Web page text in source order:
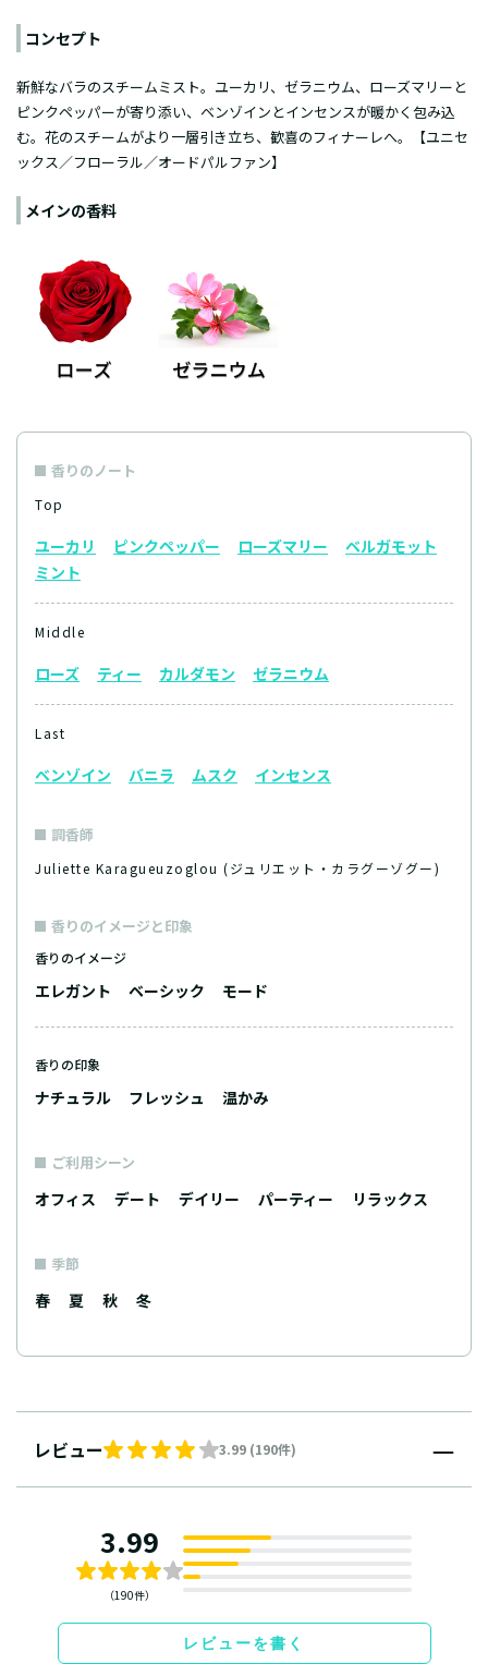
コンセプト
新鮮なバラのスチームミスト。ユーカリ、ゼラニウム、ローズマリーと
ピンクペッパーが寄り添い、ベンゾインとインセンスが暖かく包み込
む。花のスチームがより一層引き立ち、歓喜のフィナーレへ。【ユニセ
ックス／フローラル／オードパルファン】
メインの香料
香りのノート
Top
ユーカリ ピンクペッパー ローズマリー
ベルガモット
ミント
Middle
ローズ ティー カルダモン ゼラニウム
Last
ベンゾイン バニラ ムスク インセンス
調香師
Juliette Karagueuzoglou (ジュリエット・カラグーゾグー)
香りのイメージと印象
香りのイメージ
エレガント ベーシック モード
香りの印象
ナチュラル フレッシュ 温かみ
ご利用シーン
オフィス デート デイリー パーティー リラックス
季節
春 夏 秋 冬
レビュー 3.99 (190件)
3.99
（190件）
レビューを書く